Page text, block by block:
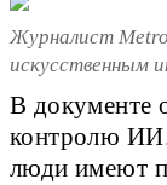
Журналист
искусственным
В документе
контролю ИИ.
люди имеют